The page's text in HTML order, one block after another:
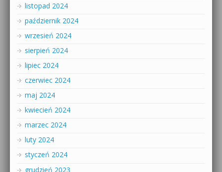
listopad 2024
październik 2024
wrzesień 2024
sierpień 2024
lipiec 2024
czerwiec 2024
maj 2024
kwiecień 2024
marzec 2024
luty 2024
styczeń 2024
grudzień 2023